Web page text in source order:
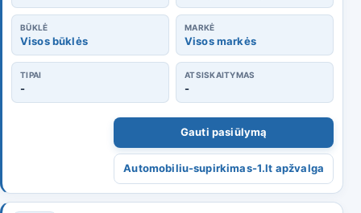
BŪKLĖ
Visos būklės
MARKĖ
Visos markės
TIPAI
-
ATSISKAITYMAS
-
Gauti pasiūlymą
Automobiliu-supirkimas-1.lt apžvalga